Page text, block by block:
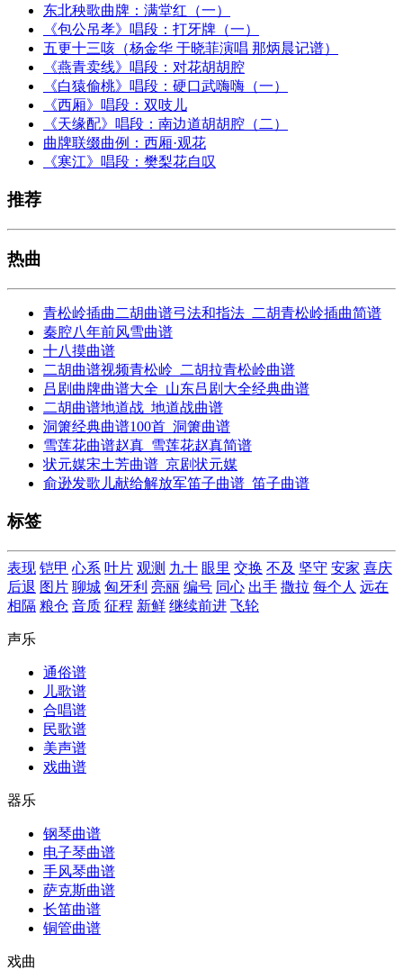
东北秧歌曲牌：满堂红（一）
《包公吊孝》唱段：打牙牌（一）
五更十三咳（杨金华 于晓菲演唱 那炳晨记谱）
《燕青卖线》唱段：对花胡胡腔
《白猿偷桃》唱段：硬口武嗨嗨（一）
《西厢》唱段：双吱儿
《天缘配》唱段：南边道胡胡腔（二）
曲牌联缀曲例：西厢·观花
《寒江》唱段：樊梨花自叹
推荐
热曲
青松岭插曲二胡曲谱弓法和指法_二胡青松岭插曲简谱
秦腔八年前风雪曲谱
十八摸曲谱
二胡曲谱视频青松岭_二胡拉青松岭曲谱
吕剧曲牌曲谱大全_山东吕剧大全经典曲谱
二胡曲谱地道战_地道战曲谱
洞箫经典曲谱100首_洞箫曲谱
雪莲花曲谱赵真_雪莲花赵真简谱
状元媒宋土芳曲谱_京剧状元媒
俞逊发歌儿献给解放军笛子曲谱_笛子曲谱
标签
表现 铠甲 心系 叶片 观测 九十 眼里 交换 不及 坚守 安家 喜庆
后退 图片 聊城 匈牙利 亮丽 编号 同心 出手 撒拉 每个人 远在
相隔 粮仓 音质 征程 新鲜 继续前进 飞轮
声乐
通俗谱
儿歌谱
合唱谱
民歌谱
美声谱
戏曲谱
器乐
钢琴曲谱
电子琴曲谱
手风琴曲谱
萨克斯曲谱
长笛曲谱
铜管曲谱
戏曲